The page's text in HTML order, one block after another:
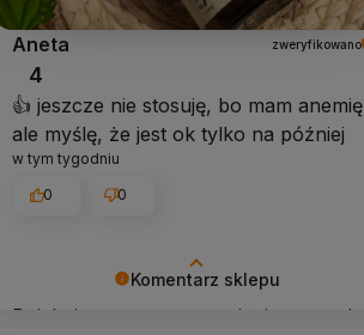
Komentarz sklepu
Dziękujemy za pozostawienie nam tak
Aneta zweryfikowano
4
👍️ jeszcze nie stosuję, bo mam anemię
ale myślę, że jest ok tylko na później
w tym tygodniu
0 0